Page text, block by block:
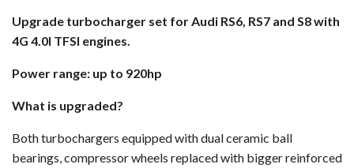
Upgrade turbocharger set for Audi RS6, RS7 and S8 with
4G 4.0l TFSI engines.
Power range: up to 920hp
What is upgraded?
Both turbochargers equipped with dual ceramic ball
bearings, compressor wheels replaced with bigger reinforced